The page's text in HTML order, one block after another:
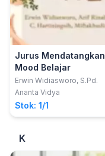
Jurus Mendatangkan
Mood Belajar
Erwin Widiasworo, S.Pd.
Ananta Vidya
Stok: 1/1
K